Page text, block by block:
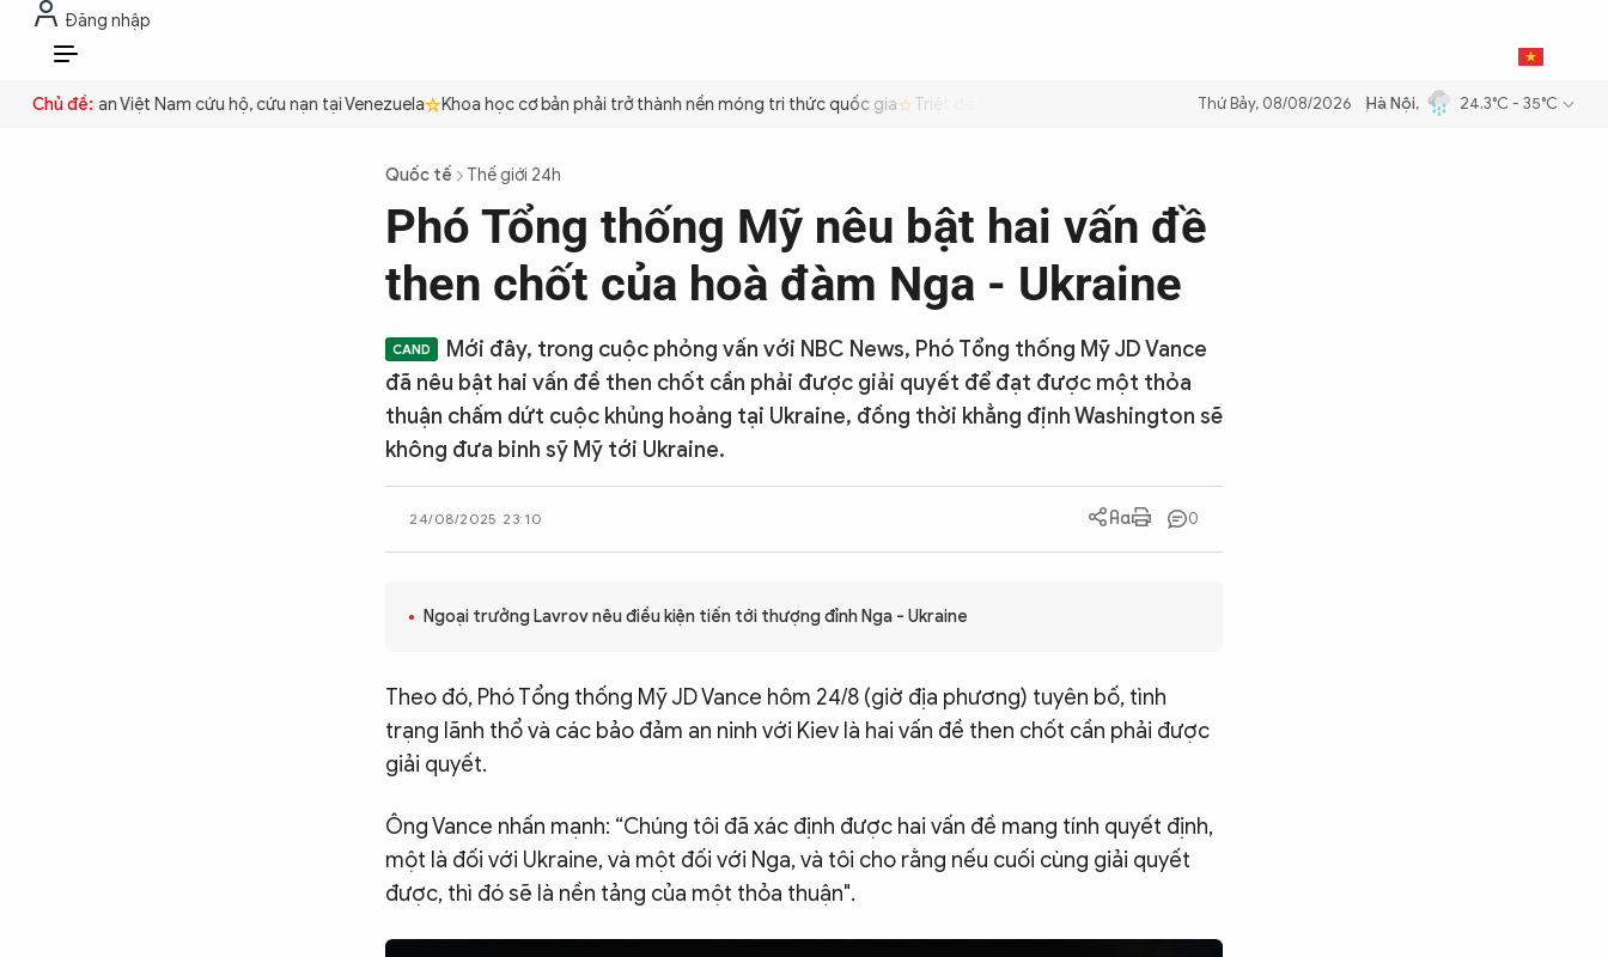
Đăng nhập
VI
Chủ đề:
Công an Việt Nam cứu hộ, cứu nạn tại Venezuela Khoa học cơ bản phải trở thành nền móng tri thức quốc gia Triệt để tiết kiệm xăng dầu để đảm bảo an ninh năng lượng quốc gia Thực hiện Nghị
Thứ Bảy, 08/08/2026 Hà Nội, 24.3°C - 35°C
Quốc tế Thế giới 24h
Phó Tổng thống Mỹ nêu bật hai vấn đề
then chốt của hoà đàm Nga - Ukraine
Mới đây, trong cuộc phỏng vấn với NBC News, Phó Tổng thống Mỹ JD Vance
đã nêu bật hai vấn đề then chốt cần phải được giải quyết để đạt được một thỏa
thuận chấm dứt cuộc khủng hoảng tại Ukraine, đồng thời khẳng định Washington sẽ
không đưa binh sỹ Mỹ tới Ukraine.
24/08/2025 23:10 0
Ngoại trưởng Lavrov nêu điều kiện tiến tới thượng đỉnh Nga - Ukraine
Theo đó, Phó Tổng thống Mỹ JD Vance hôm 24/8 (giờ địa phương) tuyên bố, tình
trạng lãnh thổ và các bảo đảm an ninh với Kiev là hai vấn đề then chốt cần phải được
giải quyết.
Ông Vance nhấn mạnh: “Chúng tôi đã xác định được hai vấn đề mang tính quyết định,
một là đối với Ukraine, và một đối với Nga, và tôi cho rằng nếu cuối cùng giải quyết
được, thì đó sẽ là nền tảng của một thỏa thuận".